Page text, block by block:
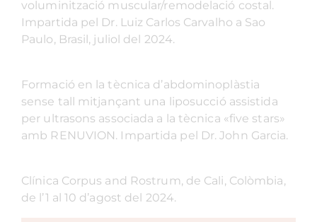
voluminització muscular/remodelació costal.
Impartida pel Dr. Luiz Carlos Carvalho a Sao
Paulo, Brasil, juliol del 2024.
Formació en la tècnica d’abdominoplàstia
sense tall mitjançant una liposucció assistida
per ultrasons associada a la tècnica «five stars»
amb RENUVION. Impartida pel Dr. John Garcia.
Clínica Corpus and Rostrum, de Cali, Colòmbia,
de l’1 al 10 d’agost del 2024.